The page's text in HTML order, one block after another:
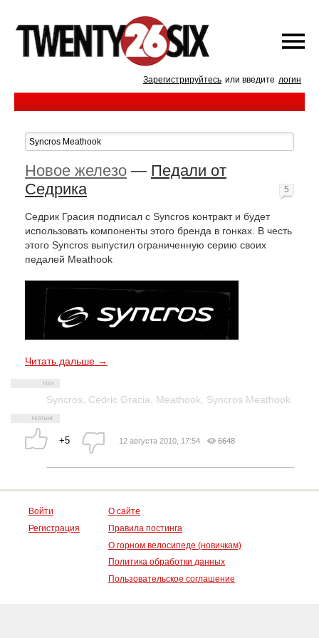
Зарегистрируйтесь или введите логин
Новое железо — Педали от
Седрика
Седрик Грасия подписал с Syncros контракт и будет
использовать компоненты этого бренда в гонках. В честь
этого Syncros выпустил ограниченную серию своих
педалей Meathook
Читать дальше →
Syncros Cedric Gracia Meathook Syncros Meathook
+5
5
12 августа 2010, 17:54 6648
Войти
Регистрация
О сайте
Правила постинга
О горном велосипеде (новичкам)
Политика обработки данных
Пользовательское соглашение